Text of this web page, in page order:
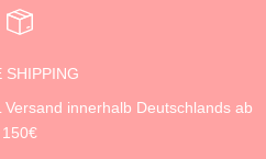
SHIPPING
innerhalb Deutschlands ab
150€